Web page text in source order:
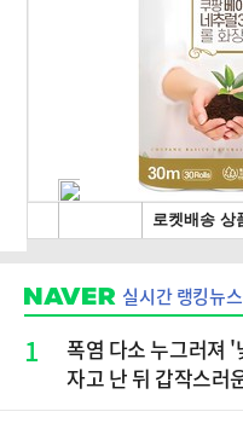
실시간 랭킹뉴스
1
폭염 다소 누그러져
자고 난 뒤 갑작스러